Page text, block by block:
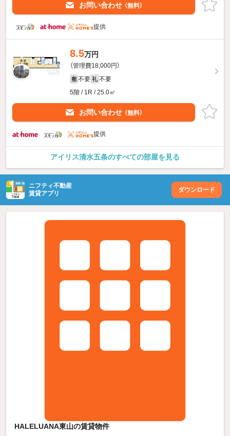
お問い合わせ （無料）
提供
8.5万円
（管理費18,000円）
敷 不要 礼 不要
5階 / 1R / 25.0㎡
お問い合わせ （無料）
提供
アイリス清水五条のすべての部屋を見る
ニフティ不動産
賃貸アプリ
ダウンロード
HALELUANA東山の賃貸物件